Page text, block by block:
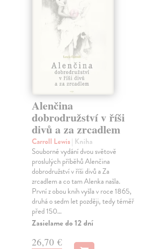
Alenčina
dobrodružství v říši
divů a za zrcadlem
Carroll Lewis| Kniha
Souborné vydání dvou světově
proslulých příběhů Alenčina
dobrodružství v říši divů a Za
zrcadlem a co tam Alenka našla.
První z obou knih vyšla v roce 1865,
druhá o sedm let později, tedy téměř
před 150…
Zasielame do 12 dní
26,70 €